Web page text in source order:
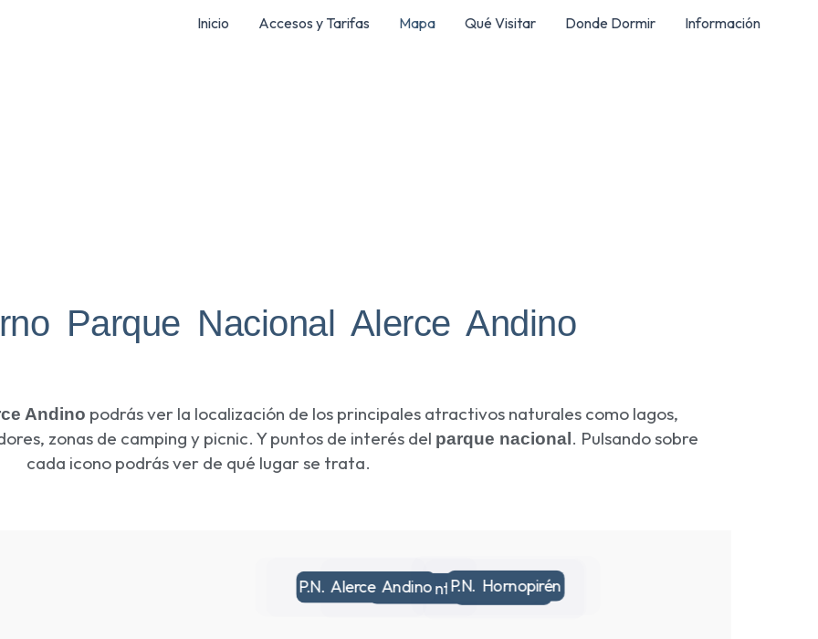
Inicio Accesos y Tarifas Mapa Qué Visitar Donde Dormir Información
Parque Nacional Alerce Andino
Andino podrás ver la localización de los principales atractivos naturales como lagos,
zonas de camping y picnic. Y puntos de interés del parque nacional . Pulsando sobre
cada icono podrás ver de qué lugar se trata.
P.N. Puyehue
P.N. Vicente P. Rosales
Lago Chapo
P.N. Alerce Andino P.N. Hornopirén